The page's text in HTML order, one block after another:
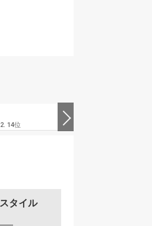
14位
タイル